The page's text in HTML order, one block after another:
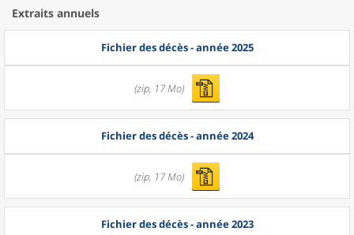
Extraits annuels
Fichier des décès - année 2025
(zip, 17 Mo)
Fichier des décès - année 2024
(zip, 17 Mo)
Fichier des décès - année 2023